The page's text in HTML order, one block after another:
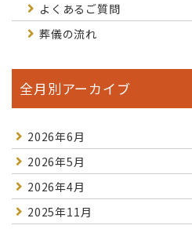
よくあるご質問
葬儀の流れ
全月別アーカイブ
2026年6月
2026年5月
2026年4月
2025年11月